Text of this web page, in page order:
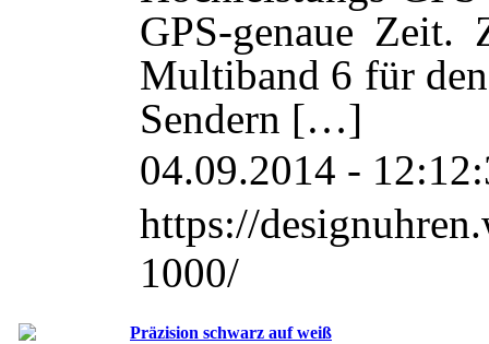
GPS-genaue Zeit.
Multiband 6 für
Sendern […]
04.09.2014 -
https://
1000/
Präzision schwarz auf weiß